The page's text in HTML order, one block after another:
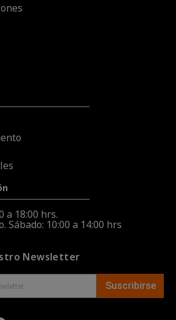
a 18:00 hrs.
Sábado: 10:00 a 14:00 hrs
Newsletter
Suscribirse